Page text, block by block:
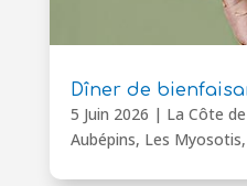
Dîner de
5 Juin 2026 | La Côte
Aubépins, Les Myosotis,